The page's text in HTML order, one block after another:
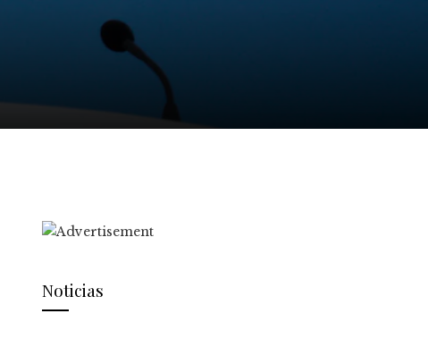
Noticias